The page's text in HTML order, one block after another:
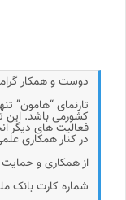
دوست و همکار
تارنمای “هامون”
کشورمی باشد. این
فعالیت های دیگر
در کنار همکاری
از همکاری و
شماره کارت بانک